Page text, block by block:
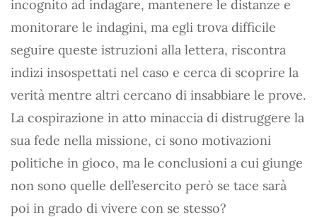
incognito ad indagare, mantenere le distanze e
monitorare le indagini, ma egli trova difficile
seguire queste istruzioni alla lettera, riscontra
indizi insospettati nel caso e cerca di scoprire la
verità mentre altri cercano di insabbiare le prove.
La cospirazione in atto minaccia di distruggere la
sua fede nella missione, ci sono motivazioni
politiche in gioco, ma le conclusioni a cui giunge
non sono quelle dell’esercito però se tace sarà
poi in grado di vivere con se stesso?